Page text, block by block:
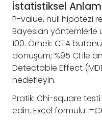
İstatistiksel
P-value, null hipotezi
Bayesian yöntemlerle
100. Örnek: CTA
dönüşüm; %95 CI ile
Detectable Effect
hedefleyin.
Pratik: Chi-square
edin. Excel formülü: